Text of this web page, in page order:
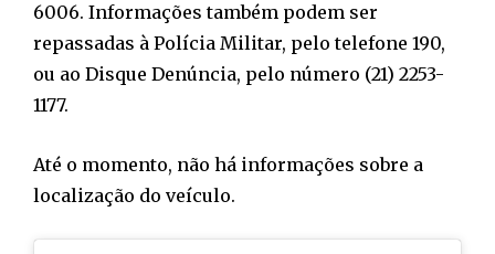
6006. Informações também podem ser
repassadas à Polícia Militar, pelo telefone 190,
ou ao Disque Denúncia, pelo número (21) 2253-
1177.
Até o momento, não há informações sobre a
localização do veículo.